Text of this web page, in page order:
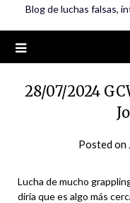
Blog de luchas falsas,
28/07/2024
Posted on
Lucha de mucho
diría que es algo más